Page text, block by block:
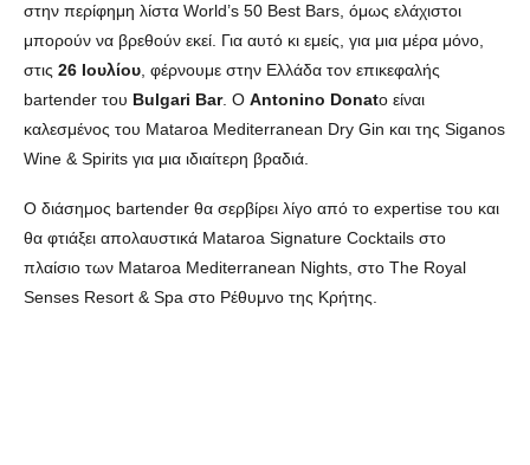
στην περίφημη λίστα World’s 50 Best Bars, όμως ελάχιστοι
μπορούν να βρεθούν εκεί. Για αυτό κι εμείς, για μια μέρα μόνο,
στις 26 Ιουλίου , φέρνουμε στην Ελλάδα τον επικεφαλής
bartender του Bulgari Bar. Ο Antonino Donato είναι
καλεσμένος του Mataroa Mediterranean Dry Gin και της Siganos
Wine & Spirits για μια ιδιαίτερη βραδιά.
Ο διάσημος bartender θα σερβίρει λίγο από το expertise του και
θα φτιάξει απολαυστικά Mataroa Signature Cocktails στο
πλαίσιο των Mataroa Mediterranean Nights, στο The Royal
Senses Resort & Spa στο Ρέθυμνο της Κρήτης.